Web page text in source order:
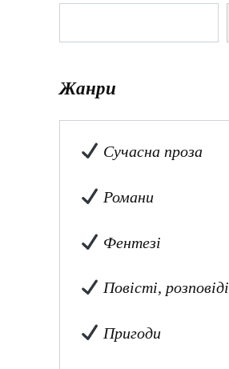
Жанри
Сучасна проза
Романи
Фентезі
Повісті, розповіді
Пригоди